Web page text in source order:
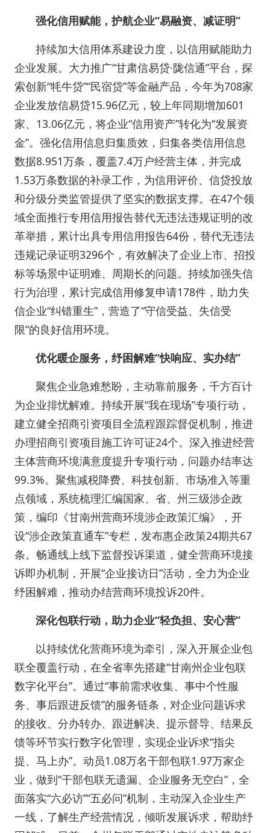
强化信用赋能，护航企业“易融资、减证明”
持续加大信用体系建设力度，以信用赋能助力
企业发展。大力推广“甘肃信易贷·陇信通”平台，探
索创新“牦牛贷”“民宿贷”等金融产品，今年为708家
企业发放信易贷15.96亿元，较上年同期增加601
家、13.06亿元，将企业“信用资产”转化为“发展资
金”。强化信用信息归集质效，归集各类信用信息
数据8.951万条，覆盖7.4万户经营主体，并完成
1.53万条数据的补录工作，为信用评价、信贷投放
和分级分类监管提供了坚实的数据支撑。在47个领
域全面推行专用信用报告替代无违法违规证明的改
革举措，累计出具专用信用报告64份，替代无违法
违规记录证明3296个，有效解决了企业上市、招投
标等场景中证明难、周期长的问题。持续加强失信
行为治理，累计完成信用修复申请178件，助力失
信企业“纠错重生”，营造了“守信受益、失信受
限”的良好信用环境。
优化暖企服务，纾困解难“快响应、实办结”
聚焦企业急难愁盼，主动靠前服务，千方百计
为企业排忧解难。持续开展“我在现场”专项行动，
建立健全招商引资项目全流程跟踪督促机制，推进
办理招商引资项目施工许可证24个。深入推进经营
主体营商环境满意度提升专项行动，问题办结率达
99.3%。聚焦减税降费、科技创新、市场准入等重
点领域，系统梳理汇编国家、省、州三级涉企政
策，编印《甘南州营商环境涉企政策汇编》，开
设“涉企政策直通车”专栏，发布惠企政策24期共67
条。畅通线上线下监督投诉渠道，健全营商环境接
诉即办机制，开展“企业接访日”活动，全力为企业
纾困解难，推动办结营商环境投诉20件。
深化包联行动，助力企业“轻负担、安心营”
以持续优化营商环境为牵引，深入开展企业包
联全覆盖行动，在全省率先搭建“甘南州企业包联
数字化平台”。通过“事前需求收集、事中个性服
务、事后跟进反馈”的服务链条，对企业问题诉求
的接收、分办转办、跟进解决、提示督导、结果反
馈等环节实行数字化管理，实现企业诉求“指尖
提、马上办”。动员1.08万名干部包联1.97万家企
业，做到“干部包联无遗漏、企业服务无空白”，全
面落实“六必访”“五必问”机制，主动深入企业生产
一线，了解生产经营情况，倾听发展诉求，帮助纾